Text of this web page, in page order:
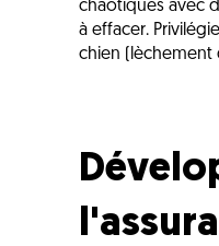
chaotiques avec
à effacer.
chien (lèchement